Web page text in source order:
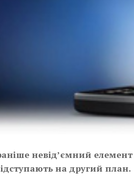
невід’ємний
на другий план.